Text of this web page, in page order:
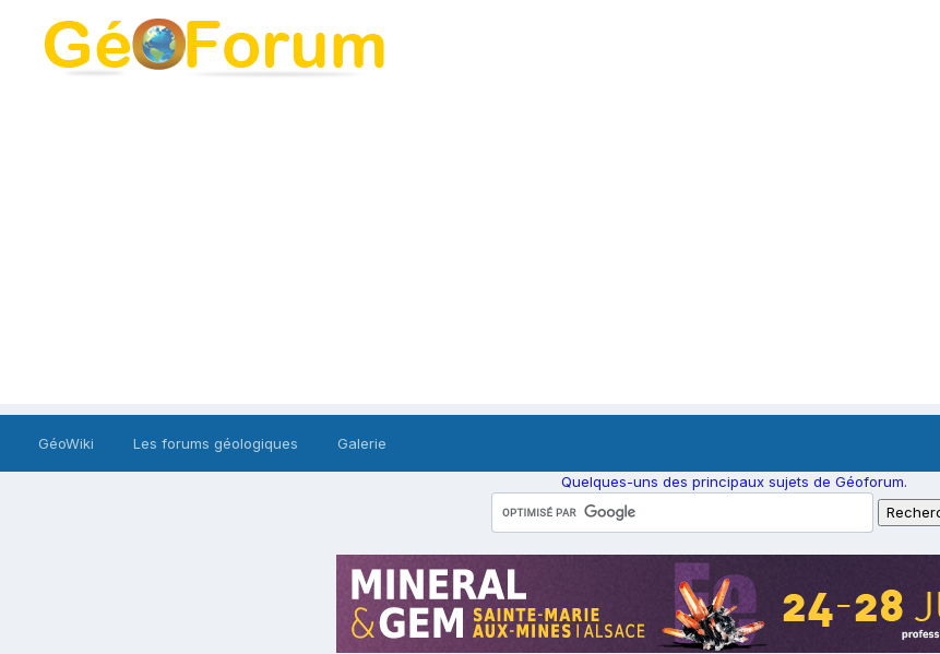
GéoWiki Les forums géologiques Galerie
Quelques-uns des principaux sujets de Géoforum.